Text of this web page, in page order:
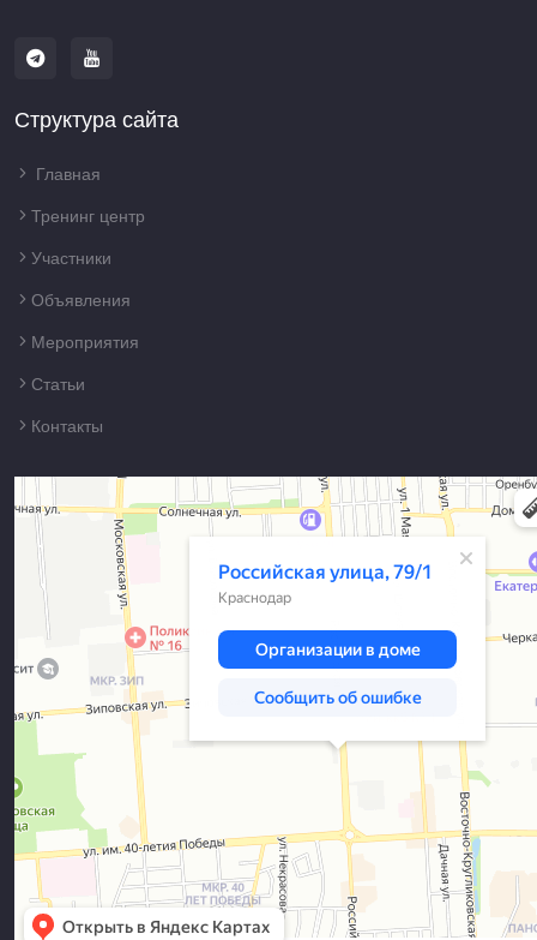
Структура сайта
Главная
Тренинг центр
Участники
Объявления
Мероприятия
Статьи
Контакты
Краснодар
Российская улица, 79/1 — Яндекс Карты